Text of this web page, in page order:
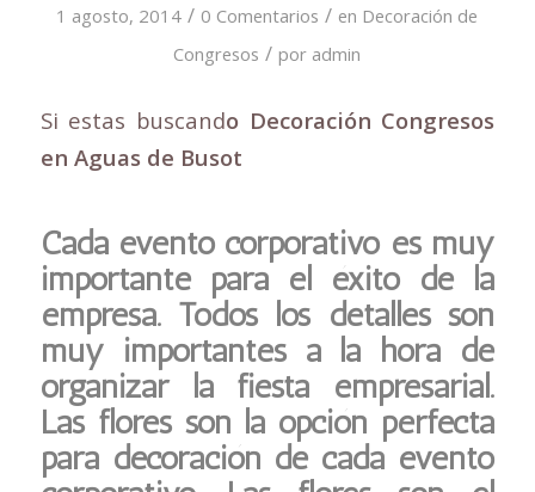
1 agosto, 2014 / 0 Comentarios / en Decoración de
Congresos / por admin
Si estas buscando Decoración Congresos
en Aguas de Busot
Cada evento corporativo es muy
importante para el éxito de la
empresa. Todos los detalles son
muy importantes a la hora de
organizar la fiesta empresarial.
Las flores son la opción perfecta
para decoración de cada evento